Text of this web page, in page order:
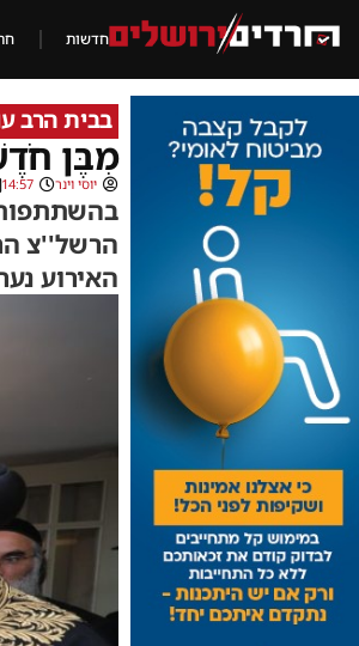
חדשות
בבית הרב
מִבֶּן
יוסי וינר 14:57
בהשתתפות
הרשל''צ
האירוע